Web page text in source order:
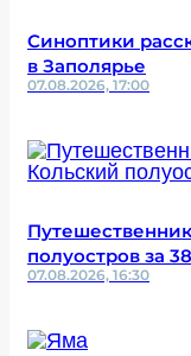
Синоптики
в Заполярье
07.08.2026, 17:00
полуостров за
07.08.2026, 16:30